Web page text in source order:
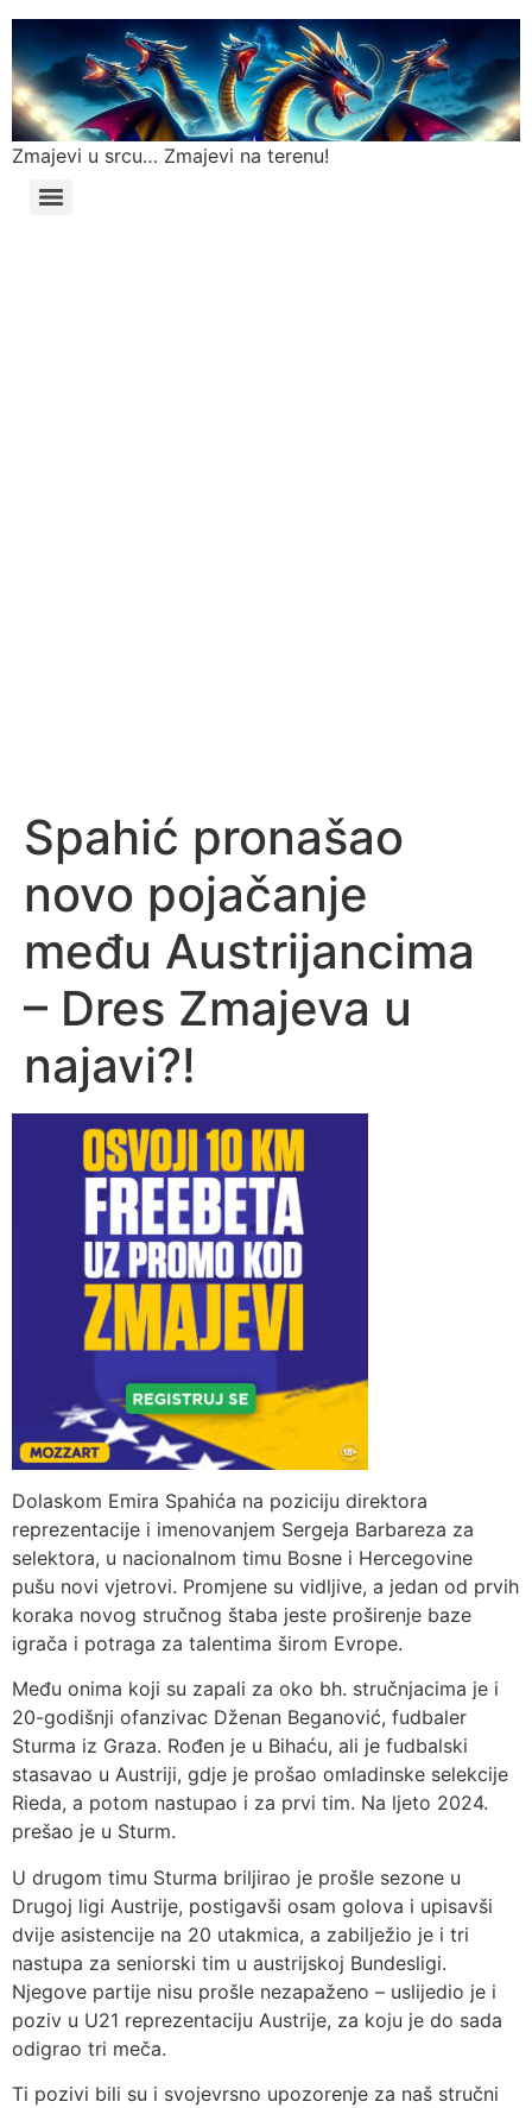
Zmajevi u srcu… Zmajevi na terenu!
Spahić pronašao
novo pojačanje
među Austrijancima
– Dres Zmajeva u
najavi?!
Dolaskom Emira Spahića na poziciju direktora
reprezentacije i imenovanjem Sergeja Barbareza za
selektora, u nacionalnom timu Bosne i Hercegovine
pušu novi vjetrovi. Promjene su vidljive, a jedan od prvih
koraka novog stručnog štaba jeste proširenje baze
igrača i potraga za talentima širom Evrope.
Među onima koji su zapali za oko bh. stručnjacima je i
20-godišnji ofanzivac Dženan Beganović, fudbaler
Sturma iz Graza. Rođen je u Bihaću, ali je fudbalski
stasavao u Austriji, gdje je prošao omladinske selekcije
Rieda, a potom nastupao i za prvi tim. Na ljeto 2024.
prešao je u Sturm.
U drugom timu Sturma briljirao je prošle sezone u
Drugoj ligi Austrije, postigavši osam golova i upisavši
dvije asistencije na 20 utakmica, a zabilježio je i tri
nastupa za seniorski tim u austrijskoj Bundesligi.
Njegove partije nisu prošle nezapaženo – uslijedio je i
poziv u U21 reprezentaciju Austrije, za koju je do sada
odigrao tri meča.
Ti pozivi bili su i svojevrsno upozorenje za naš stručni